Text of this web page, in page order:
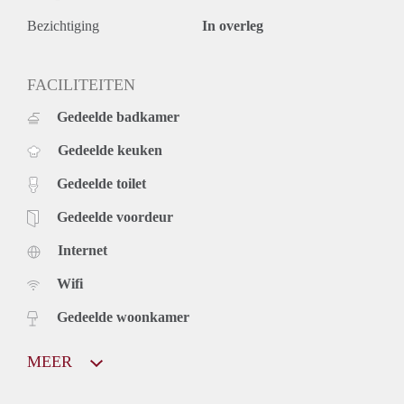
Bezichtiging In overleg
FACILITEITEN
Gedeelde badkamer
Gedeelde keuken
Gedeelde toilet
Gedeelde voordeur
Internet
Wifi
Gedeelde woonkamer
MEER